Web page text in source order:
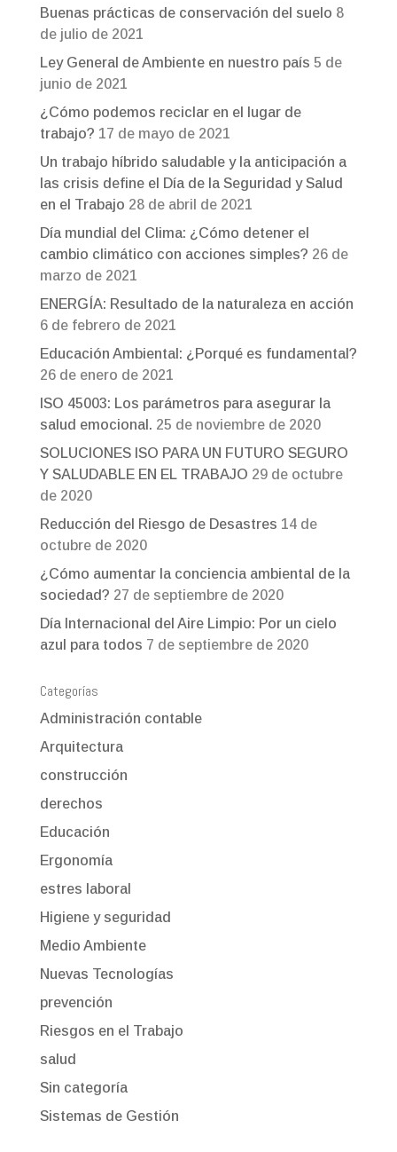
Buenas prácticas de conservación del suelo 8
de julio de 2021
Ley General de Ambiente en nuestro país 5 de
junio de 2021
¿Cómo podemos reciclar en el lugar de
trabajo? 17 de mayo de 2021
Un trabajo híbrido saludable y la anticipación a
las crisis define el Día de la Seguridad y Salud
en el Trabajo 28 de abril de 2021
Día mundial del Clima: ¿Cómo detener el
cambio climático con acciones simples? 26 de
marzo de 2021
ENERGÍA: Resultado de la naturaleza en acción
6 de febrero de 2021
Educación Ambiental: ¿Porqué es fundamental?
26 de enero de 2021
ISO 45003: Los parámetros para asegurar la
salud emocional. 25 de noviembre de 2020
SOLUCIONES ISO PARA UN FUTURO SEGURO
Y SALUDABLE EN EL TRABAJO 29 de octubre
de 2020
Reducción del Riesgo de Desastres 14 de
octubre de 2020
¿Cómo aumentar la conciencia ambiental de la
sociedad? 27 de septiembre de 2020
Día Internacional del Aire Limpio: Por un cielo
azul para todos 7 de septiembre de 2020
Categorías
Administración contable
Arquitectura
construcción
derechos
Educación
Ergonomía
estres laboral
Higiene y seguridad
Medio Ambiente
Nuevas Tecnologías
prevención
Riesgos en el Trabajo
salud
Sin categoría
Sistemas de Gestión